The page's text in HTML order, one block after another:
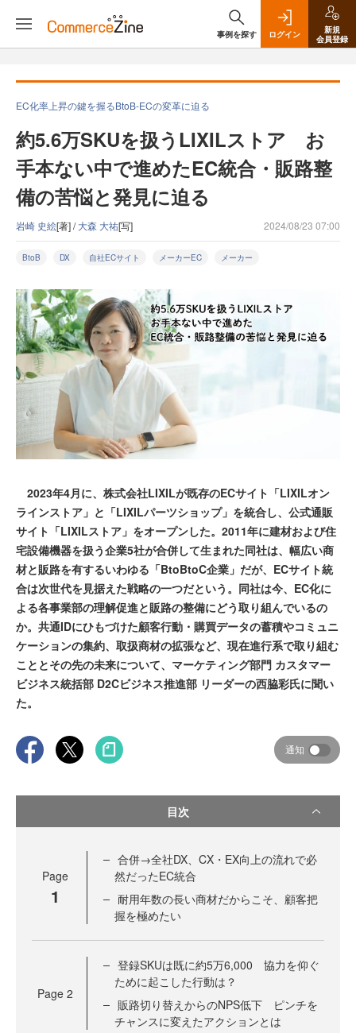
事例を探す ログイン
新規
会員登録
EC化率上昇の鍵を握るBtoB-ECの変革に迫る
約5.6万SKUを扱うLIXILストア お
手本ない中で進めたEC統合・販路整
備の苦悩と発見に迫る
岩崎 史絵[著] /大森 大祐[写] 2024/08/23 07:00
BtoB DX 自社ECサイト メーカーEC メーカー
2023年4月に、株式会社LIXILが既存のECサイト「LIXILオン
ラインストア」と「LIXILパーツショップ」を統合し、公式通販
サイト「LIXILストア」をオープンした。2011年に建材および住
宅設備機器を扱う企業5社が合併して生まれた同社は、幅広い商
材と販路を有するいわゆる「BtoBtoC企業」だが、ECサイト統
合は次世代を見据えた戦略の一つだという。同社は今、EC化に
よる各事業部の理解促進と販路の整備にどう取り組んでいるの
か。共通IDにひもづけた顧客行動・購買データの蓄積やコミュニ
ケーションの集約、取扱商材の拡張など、現在進行系で取り組む
こととその先の未来について、マーケティング部門 カスタマー
ビジネス統括部 D2Cビジネス推進部 リーダーの西脇彩氏に聞い
た。
通知
目次
Page
1
合併→全社DX、CX・EX向上の流れで必
然だったEC統合
耐用年数の長い商材だからこそ、顧客把
握を極めたい
Page 2
登録SKUは既に約5万6,000 協力を仰ぐ
ために起こした行動は？
販路切り替えからのNPS低下 ピンチを
チャンスに変えたアクションとは